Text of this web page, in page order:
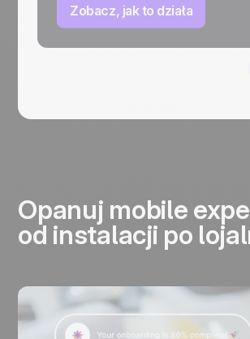
Zobacz, jak to działa
Opanuj mobile
od instalacji po